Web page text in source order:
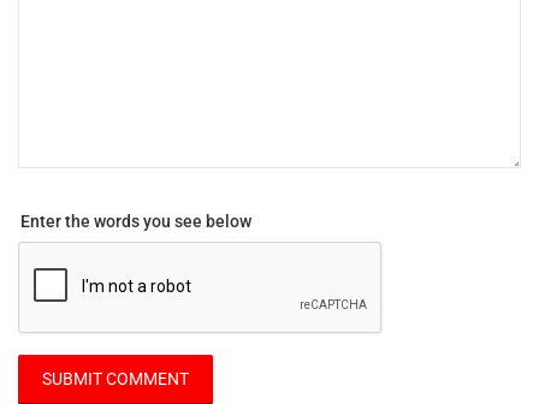
Enter the words you see below